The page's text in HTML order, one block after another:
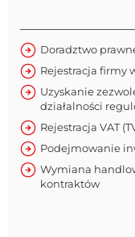
Doradztwo
Rejestracja firmy
Uzyskanie
działalności
Rejestracja VAT
Podejmowanie
Wymiana
kontraktów